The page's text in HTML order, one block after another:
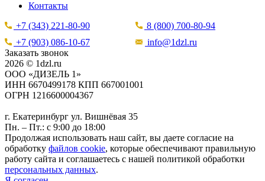
Контакты
+7 (343) 221-80-90
8 (800) 700-80-94
+7 (903) 086-10-67
info@1dzl.ru
Заказать звонок
2026 © 1dzl.ru
ООО «ДИЗЕЛЬ 1»
ИНН 6670499178 КПП 667001001
ОГРН 1216600004367
г. Екатеринбург ул. Вишнёвая 35
Пн. – Пт.: с 9:00 до 18:00
Продолжая использовать наш сайт, вы даете согласие на
обработку файлов cookie, которые обеспечивают правильную
работу сайта и соглашаетесь с нашей политикой обработки
персональных данных.